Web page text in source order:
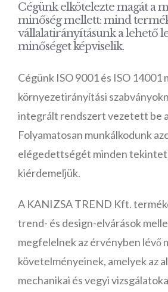
Cégünk elkötelezte magát a
minőség mellett: mind
vállalatirányításunk a lehető
minőséget képviselik.
Cégünk ISO 9001 és ISO 14001
környezetirányítási
integrált rendszert vezetett be
Folyamatosan munkálkodunk
elégedettségét minden
kiérdemeljük.
A KANIZSA TREND Kft.
trend- és design-elvárások
megfelelnek az érvényben lévő
követelményeinek, amelyek az
mechanikai és vegyi